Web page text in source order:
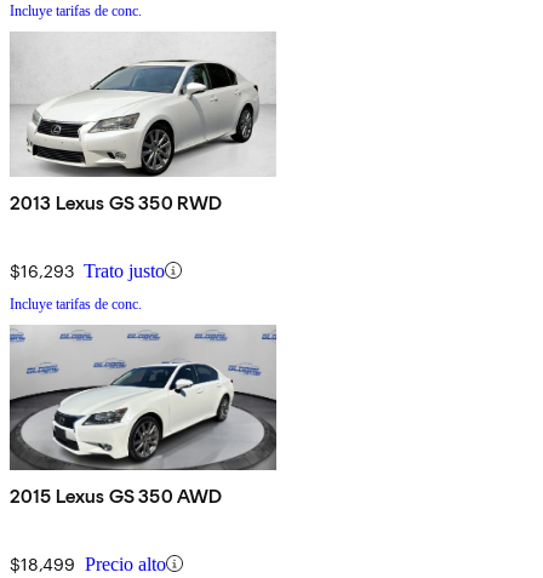
Incluye tarifas de conc.
2013 Lexus GS 350 RWD
$16,293 Trato justo
Incluye tarifas de conc.
2015 Lexus GS 350 AWD
$18,499 Precio alto